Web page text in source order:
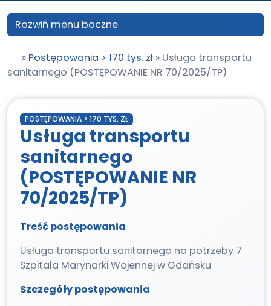
» Postępowania > 170 tys. zł » Usługa transportu
sanitarnego (POSTĘPOWANIE NR 70/2025/TP)
POSTĘPOWANIA > 170 TYS. ZŁ
Usługa transportu
sanitarnego
(POSTĘPOWANIE NR
70/2025/TP)
Treść postępowania
Usługa transportu sanitarnego na potrzeby 7
Szpitala Marynarki Wojennej w Gdańsku
Szczegóły postępowania
Rozwiń menu boczne